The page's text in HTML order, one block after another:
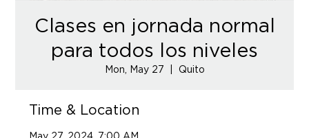
Clases en jornada normal
para todos los niveles
Mon, May 27 Quito
Time & Location